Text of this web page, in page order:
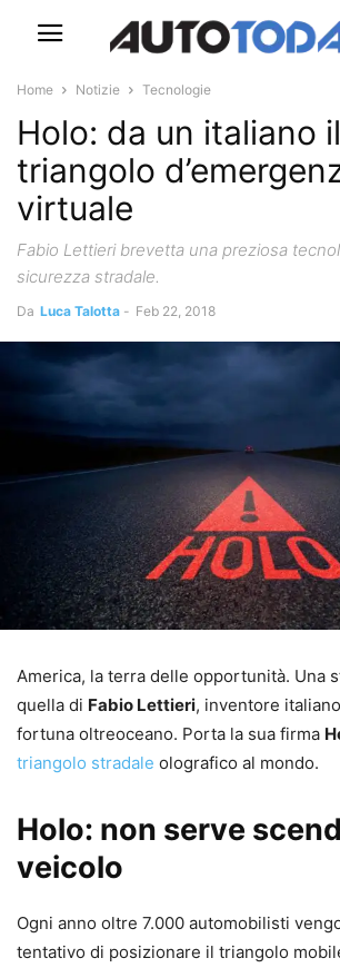
Home Notizie Tecnologie
Holo: da un italiano
triangolo
virtuale
Fabio Lettieri brevetta una preziosa
sicurezza stradale.
Da Luca Talotta - Feb 22, 2018
America, la terra delle opportunità. Una
quella di Fabio Lettieri, inventore
fortuna oltreoceano. Porta la sua firma
triangolo stradale olografico al mondo.
Holo: non serve
veicolo
Ogni anno oltre 7.000 automobilisti
tentativo di posizionare il triangolo